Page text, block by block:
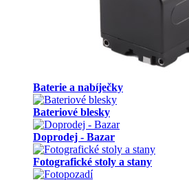
Baterie a nabíječky
Bateriové blesky
Doprodej - Bazar
Fotografické stoly a stany